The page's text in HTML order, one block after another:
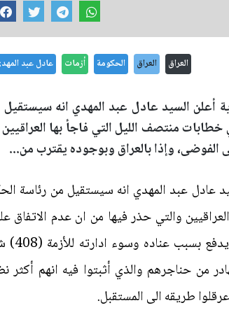
العراق العراق الحكومة أزمات عادل عبد
أعلن السيد عادل عبد المهدي انه
منتصف الليل التي فاجأ بها
الفوضى، وإذا بالعراق وبوجوده يقترب من...
عادل عبد المهدي انه سيستقيل من رئاسة
والتي حذر فيها من ان عدم الاتفاق
من حناجرهم والذي أثبتوا فيه انهم
طريقه الى المستقبل.